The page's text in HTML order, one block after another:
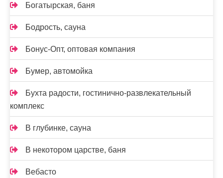
Богатырская, баня
Бодрость, сауна
Бонус-Опт, оптовая компания
Бумер, автомойка
Бухта радости, гостинично-развлекательный
комплекс
В глубинке, сауна
В некотором царстве, баня
Вебасто